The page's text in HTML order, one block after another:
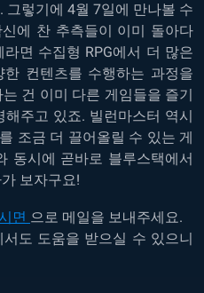
렇기에 4월 7일에 만나볼 수
에 찬 추측들이 이미 돌아다
면 수집형 RPG에서 더 많은
컨텐츠를 수행하는 과정을
건 이미 다른 게임들을 즐기
주고 있죠. 빌런마스터 역시
조금 더 끌어올릴 수 있는 게
동시에 곧바로 블루스택에서
보자구요!
면 으로 메일을 보내주세요.
서도 도움을 받으실 수 있으니